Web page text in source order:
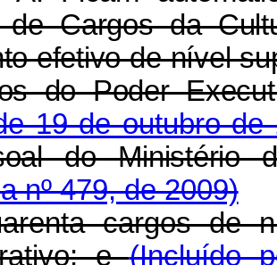
de Cargos da
efetivo de nível
do Poder
19 de outubro
do Ministério
nº 479, de 2009)
cargos de
e(Incluído